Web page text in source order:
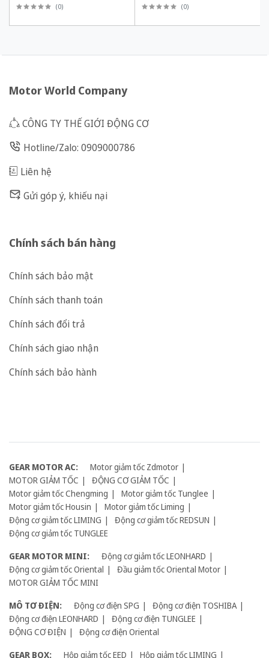
(0) (0)
Motor World Company
CÔNG TY THẾ GIỚI ĐỘNG CƠ
Hotline/Zalo: 0909000786
Liên hệ
Gửi góp ý, khiếu nại
Chính sách bán hàng
Chính sách bảo mật
Chính sách thanh toán
Chính sách đổi trả
Chính sách giao nhận
Chính sách bảo hành
GEAR MOTOR AC:
Motor giảm tốc Zdmotor
MOTOR GIẢM TỐC
ĐỘNG CƠ GIẢM TỐC
Motor giảm tốc Chengming
Motor giảm tốc Tunglee
Motor giảm tốc Housin
Motor giảm tốc Liming
Động cơ giảm tốc LIMING
Động cơ giảm tốc REDSUN
Động cơ giảm tốc TUNGLEE
GEAR MOTOR MINI:
Động cơ giảm tốc LEONHARD
Động cơ giảm tốc Oriental
Đầu giảm tốc Oriental Motor
MOTOR GIẢM TỐC MINI
MÔ TƠ ĐIỆN:
Động cơ điện SPG
Động cơ điện TOSHIBA
Động cơ điện LEONHARD
Động cơ điện TUNGLEE
ĐỘNG CƠ ĐIỆN
Động cơ điện Oriental
GEAR BOX:
Hộp giảm tốc EED Hộp giảm tốc LIMING